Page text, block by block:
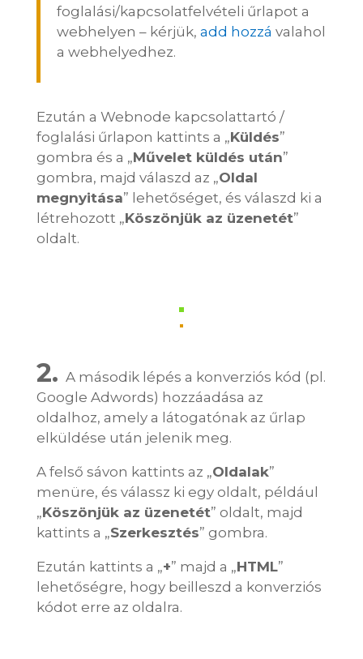
foglalási/kapcsolatfelvételi űrlapot a
webhelyen – kérjük, add hozzá valahol
a webhelyedhez.
Ezután a Webnode kapcsolattartó /
foglalási űrlapon kattints a „Küldés”
gombra és a „Művelet küldés után”
gombra, majd válaszd az „Oldal
megnyitása” lehetőséget, és válaszd ki a
létrehozott „Köszönjük az üzenetét”
oldalt.
2. A második lépés a konverziós kód (pl.
Google Adwords) hozzáadása az
oldalhoz, amely a látogatónak az űrlap
elküldése után jelenik meg.
A felső sávon kattints az „Oldalak”
menüre, és válassz ki egy oldalt, például
„Köszönjük az üzenetét” oldalt, majd
kattints a „Szerkesztés” gombra.
Ezután kattints a „+” majd a „HTML”
lehetőségre, hogy beilleszd a konverziós
kódot erre az oldalra.